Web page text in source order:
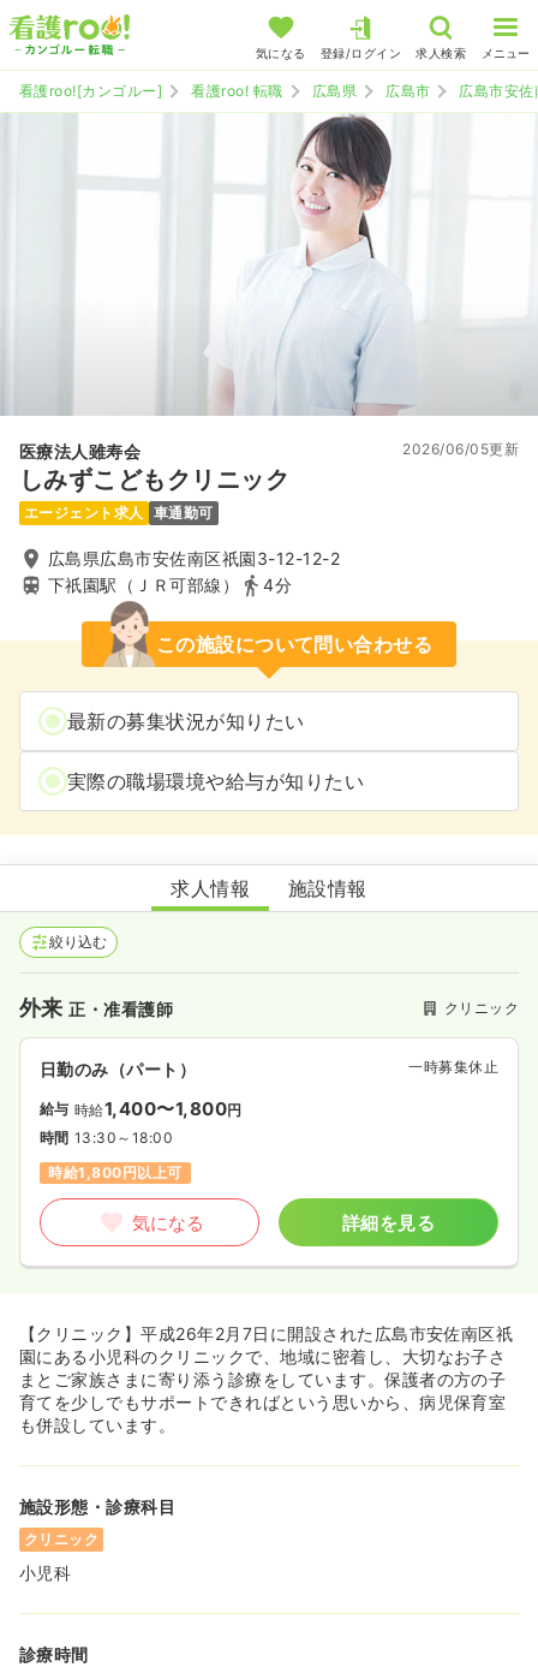
気になる 登録/ログイン 求人検索 メニュー
看護roo![カンゴルー] 看護roo! 転職 広島県 広島市 広島市安佐
医療法人雖寿会
しみずこどもクリニック
2026/06/05更新
エージェント求人 車通勤可
広島県広島市安佐南区祇園3-12-12-2
下祇園駅（ＪＲ可部線）
4分
この施設について問い合わせる
最新の募集状況が知りたい
実際の職場環境や給与が知りたい
しみずこどもクリニック
求人情報 施設情報
絞り込む
外来正・准看護師 クリニック
日勤のみ（パート） 一時募集休止
給与 時給1,400〜1,800円
時間 13:30～18:00
時給1,800円以上可
気になる 詳細を見る
【クリニック】平成26年2月7日に開設された広島市安佐南区祇
園にある小児科のクリニックで、地域に密着し、大切なお子さ
まとご家族さまに寄り添う診療をしています。保護者の方の子
育てを少しでもサポートできればという思いから、病児保育室
も併設しています。
施設形態・診療科目
クリニック
小児科
診療時間